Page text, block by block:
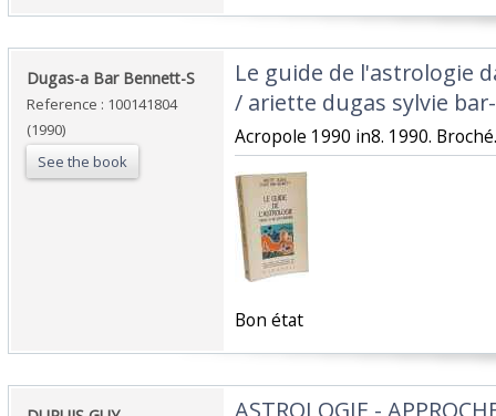
‎Dugas-a Bar Bennett-S‎
Reference : 100141804
(1990)
See the book
‎Le guide de l'astrologie
/ ariette dugas sylvie
‎Acropole 1990 in8. 1990. Broché.‎
‎Bon état‎